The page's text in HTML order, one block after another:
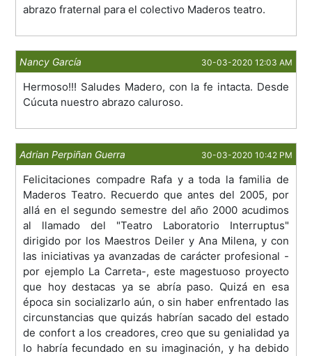
abrazo fraternal para el colectivo Maderos teatro.
Nancy García 30-03-2020 12:03 AM
Hermoso!!! Saludes Madero, con la fe intacta. Desde
Cúcuta nuestro abrazo caluroso.
Adrian Perpiñan Guerra 30-03-2020 10:42 PM
Felicitaciones compadre Rafa y a toda la familia de
Maderos Teatro. Recuerdo que antes del 2005, por
allá en el segundo semestre del año 2000 acudimos
al llamado del "Teatro Laboratorio Interruptus"
dirigido por los Maestros Deiler y Ana Milena, y con
las iniciativas ya avanzadas de carácter profesional -
por ejemplo La Carreta-, este magestuoso proyecto
que hoy destacas ya se abría paso. Quizá en esa
época sin socializarlo aún, o sin haber enfrentado las
circunstancias que quizás habrían sacado del estado
de confort a los creadores, creo que su genialidad ya
lo habría fecundado en su imaginación, y ha debido